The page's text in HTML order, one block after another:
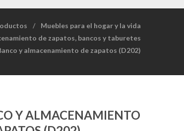
Muebles para el hogar y la vida
de zapatos, bancos y taburetes
y almacenamiento de zapatos (D202)
Y ALMACENAMIENTO